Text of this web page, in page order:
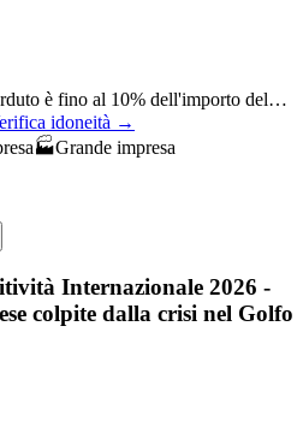
è fino al 10% dell'importo del…
idoneità →
🏭Grande impresa
Internazionale 2026 -
colpite dalla crisi nel Golfo